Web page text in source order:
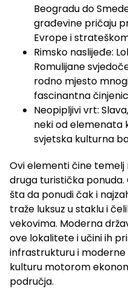
Beogradu do
građevine pričaju
Evrope i
Rimsko naslijeđe:
Romulijane
rodno mjesto
fascinantna
Neopipljivi vrt:
neki od elemenata
svjetska kulturna
Ovi elementi čine temelj
druga turistička ponuda.
šta da ponudi čak i
traže luksuz u staklu i
vekovima. Moderna
ove lokalitete i učini ih
infrastrukturu i
kulturu motorom
područja.